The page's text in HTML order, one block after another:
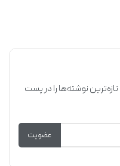
نوشته‌ها را در پست
عضویت